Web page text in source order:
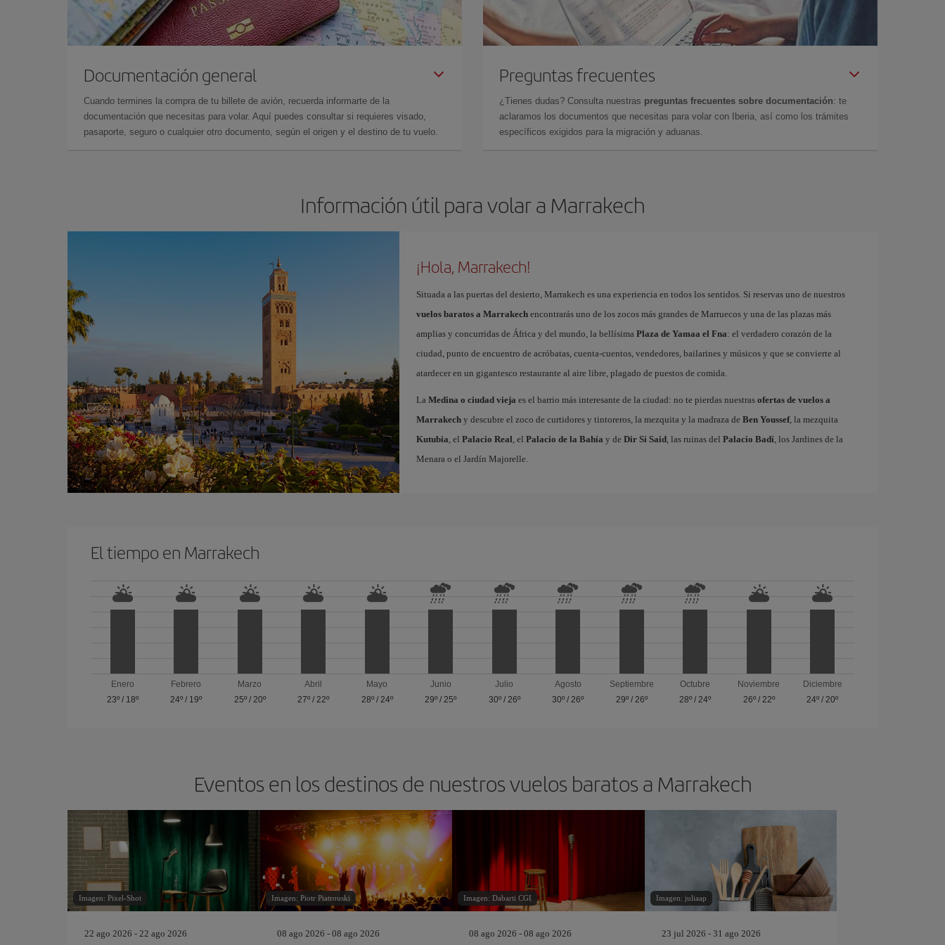
Documentación general
Cuando termines la compra de tu billete de avión, recuerda informarte de la
documentación que necesitas para volar. Aquí puedes consultar si requieres visado,
pasaporte, seguro o cualquier otro documento, según el origen y el destino de tu vuelo.
Preguntas frecuentes
¿Tienes dudas? Consulta nuestras preguntas frecuentes sobre documentación: te
aclaramos los documentos que necesitas para volar con Iberia, así como los trámites
específicos exigidos para la migración y aduanas.
Información útil para volar a Marrakech
¡Hola, Marrakech!
Situada a las puertas del desierto, Marrakech es una experiencia en todos los sentidos. Si reservas uno de nuestros
vuelos baratos a Marrakechencontrarás uno de los zocos más grandes de Marruecos y una de las plazas más
amplias y concurridas de África y del mundo, la bellísima Plaza de Yamaa el Fna: el verdadero corazón de la
ciudad, punto de encuentro de acróbatas, cuenta-cuentos, vendedores, bailarines y músicos y que se convierte al
atardecer en un gigantesco restaurante al aire libre, plagado de puestos de comida.
La Medina o ciudad vieja es el barrio más interesante de la ciudad: no te pierdas nuestras ofertas de vuelos a
Marrakechy descubre el zoco de curtidores y tintoreros, la mezquita y la madraza de Ben Youssef, la mezquita
Kutubia, el Palacio Real, el Palacio de la Bahía y de Dir Si Said, las ruinas del Palacio Badí, los Jardines de la
Menara o el Jardín Majorelle.
El tiempo en Marrakech
Enero
23º/ 18º
Febrero
24º / 19º
Marzo
25º/ 20º
Abril
27º /22º
Mayo
28º/ 24º
Junio
29º /25º
Julio
30º/ 26º
Agosto
30º /26º
Septiembre
29º/ 26º
Octubre
28º /24º
Noviembre
26º/ 22º
Diciembre
24º /20º
Eventos en los destinos de nuestros vuelos baratos a Marrakech
Imagen: Pixel-Shot
22 ago 2026 - 22 ago 2026
Imagen: Piotr Piatrouski
08 ago 2026 - 08 ago 2026
Imagen: Dabarti CGI
08 ago 2026 - 08 ago 2026
Imagen: juliaap
23 jul 2026 - 31 ago 2026